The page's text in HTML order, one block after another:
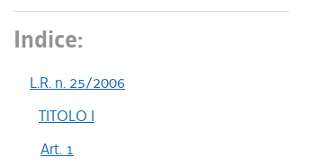
Indice:
L.R. n. 25/2006
TITOLO I
Art. 1